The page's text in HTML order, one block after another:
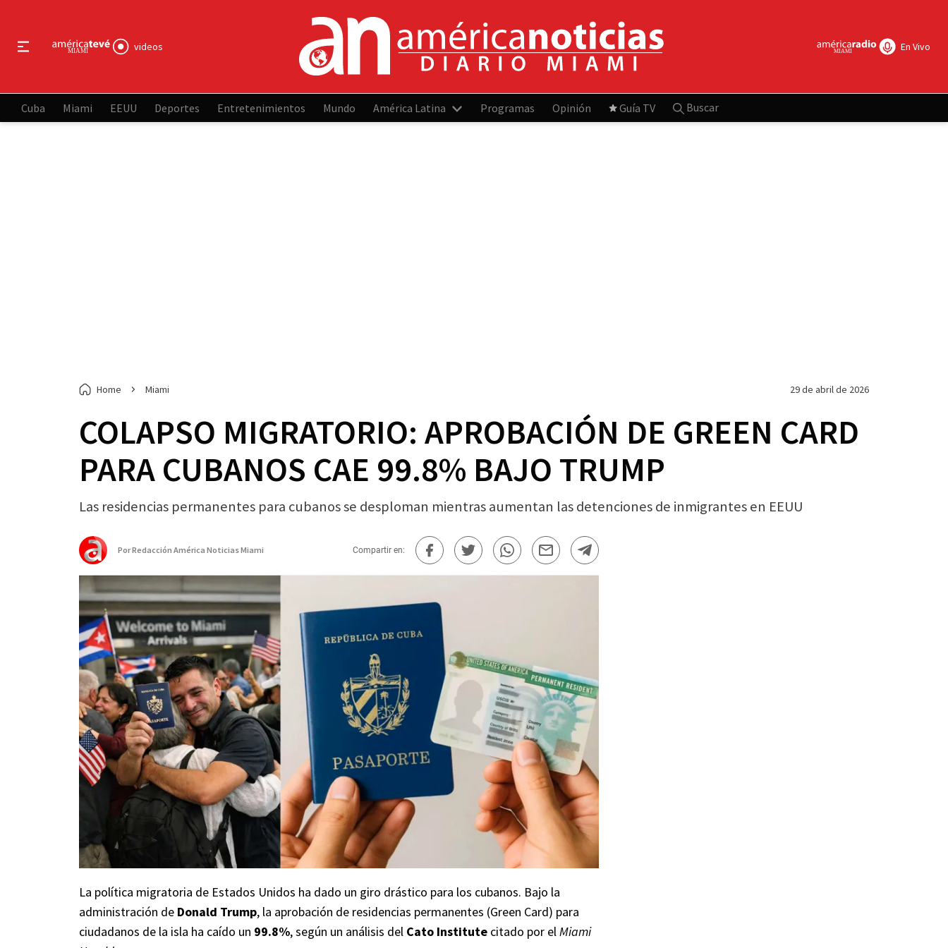
videos En Vivo
Cuba Miami EEUU Deportes Entretenimientos Mundo América Latina Programas Opinión Guía TV Buscar
Home Miami 29 de abril de 2026
COLAPSO MIGRATORIO: APROBACIÓN DE GREEN CARD
PARA CUBANOS CAE 99.8% BAJO TRUMP
Las residencias permanentes para cubanos se desploman mientras aumentan las detenciones de inmigrantes en EEUU
PorRedacción América Noticias Miami Compartir en:
La política migratoria de Estados Unidos ha dado un giro drástico para los cubanos. Bajo la
administración de Donald Trump, la aprobación de residencias permanentes (Green Card) para
ciudadanos de la isla ha caído un 99.8%, según un análisis del Cato Institute citado por elMiami